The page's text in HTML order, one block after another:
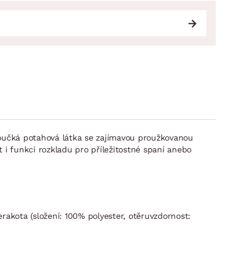
potahová látka se zajímavou proužkovanou
i funkci rozkladu pro příležitostné spaní anebo
(složení: 100% polyester, otěruvzdornost: